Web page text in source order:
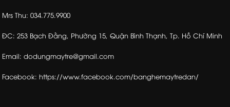
Mrs Thu: 034.775.9900
ĐC: 253 Bạch Đằng, Phường 15, Quận Bình Thạnh, Tp. Hồ Chí Minh
Email: dodungmaytre@gmail.com
Facebook: https://www.facebook.com/banghemaytredan/